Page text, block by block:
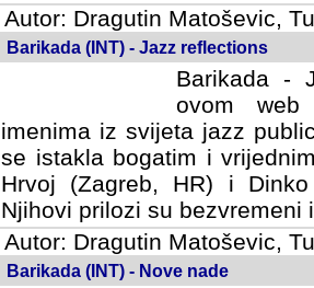
Autor: Dragutin Matoševic,
Barikada (INT) - Jazz reflections
Barikada -
ovom web
imenima iz svijeta jazz
se istakla bogatim i
Hrvoj (Zagreb, HR) i
Njihovi prilozi su bezvremeni
Autor: Dragutin Matoševic,
Barikada (INT) - Nove nade